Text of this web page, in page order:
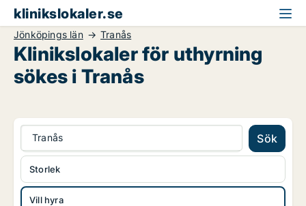
klinikslokaler.se
Jönköpings län Tranås
Klinikslokaler för uthyrning
sökes i Tranås
Tranås Sök
Vill hyra
Storlek